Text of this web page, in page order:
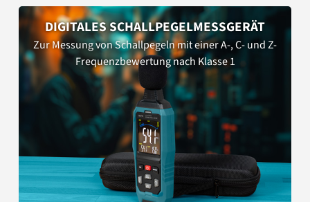
DIGITALES SCHALLPEGELMESSGERÄT
Zur Messung von Schallpegeln mit einer A-, C- und Z-
Frequenzbewertung nach Klasse 1